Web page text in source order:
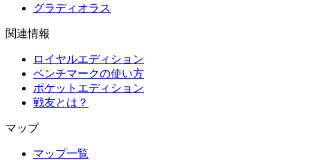
グラディオラス
関連情報
ロイヤルエディション
ベンチマークの使い方
ポケットエディション
戦友とは？
マップ
マップ一覧